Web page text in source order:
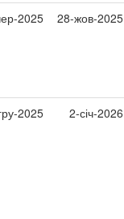
2025 28-жов-2025
2025 2-січ-2026